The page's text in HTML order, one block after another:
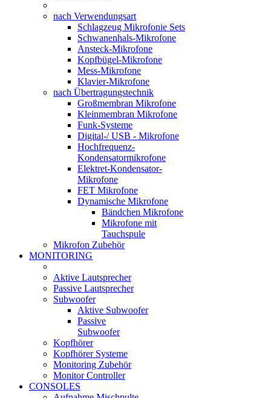
nach Verwendungsart
Schlagzeug Mikrofonie Sets
Schwanenhals-Mikrofone
Ansteck-Mikrofone
Kopfbügel-Mikrofone
Mess-Mikrofone
Klavier-Mikrofone
nach Übertragungstechnik
Großmembran Mikrofone
Kleinmembran Mikrofone
Funk-Systeme
Digital-/ USB - Mikrofone
Hochfrequenz-
Kondensatormikrofone
Elektret-Kondensator-
Mikrofone
FET Mikrofone
Dynamische Mikrofone
Bändchen Mikrofone
Mikrofone mit
Tauchspule
Mikrofon Zubehör
MONITORING
Aktive Lautsprecher
Passive Lautsprecher
Subwoofer
Aktive Subwoofer
Passive
Subwoofer
Kopfhörer
Kopfhörer Systeme
Monitoring Zubehör
Monitor Controller
CONSOLES